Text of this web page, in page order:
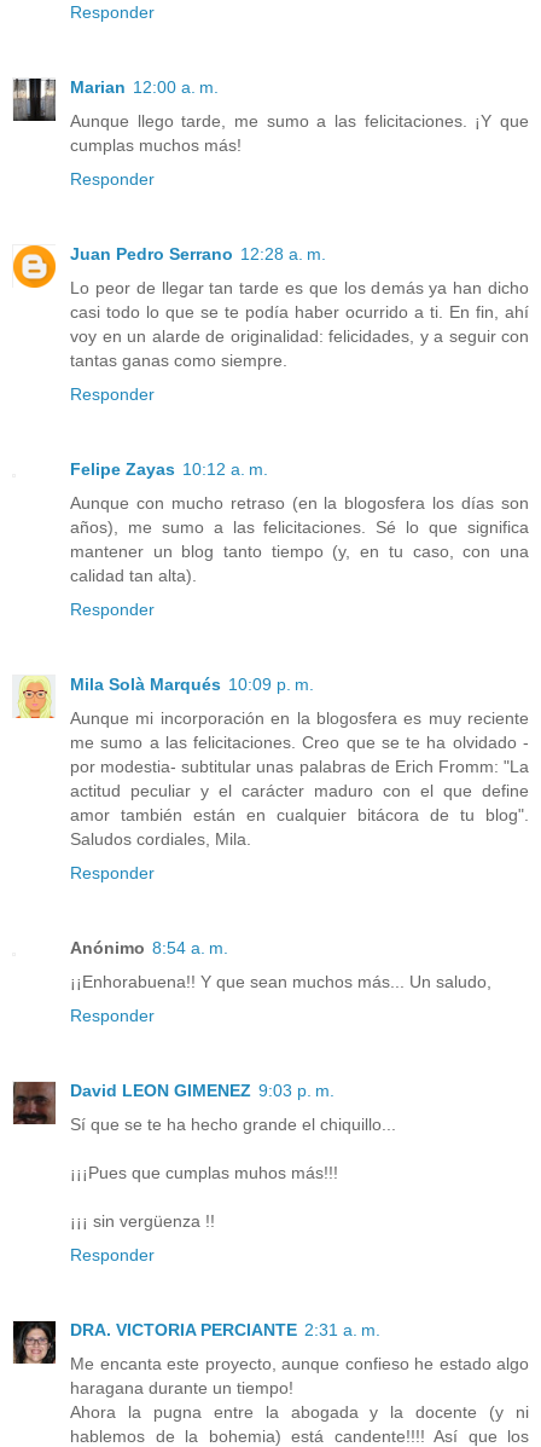
Responder
Marian 12:00 a. m.
Aunque llego tarde, me sumo a las felicitaciones. ¡Y que
cumplas muchos más!
Responder
Juan Pedro Serrano 12:28 a. m.
Lo peor de llegar tan tarde es que los demás ya han dicho
casi todo lo que se te podía haber ocurrido a ti. En fin, ahí
voy en un alarde de originalidad: felicidades, y a seguir con
tantas ganas como siempre.
Responder
Felipe Zayas 10:12 a. m.
Aunque con mucho retraso (en la blogosfera los días son
años), me sumo a las felicitaciones. Sé lo que significa
mantener un blog tanto tiempo (y, en tu caso, con una
calidad tan alta).
Responder
Mila Solà Marqués 10:09 p. m.
Aunque mi incorporación en la blogosfera es muy reciente
me sumo a las felicitaciones. Creo que se te ha olvidado -
por modestia- subtitular unas palabras de Erich Fromm: "La
actitud peculiar y el carácter maduro con el que define
amor también están en cualquier bitácora de tu blog".
Saludos cordiales, Mila.
Responder
Anónimo 8:54 a. m.
¡¡Enhorabuena!! Y que sean muchos más... Un saludo,
Responder
David LEON GIMENEZ 9:03 p. m.
Sí que se te ha hecho grande el chiquillo...
¡¡¡Pues que cumplas muhos más!!!
¡¡¡ sin vergüenza !!
Responder
DRA. VICTORIA PERCIANTE 2:31 a. m.
Me encanta este proyecto, aunque confieso he estado algo
haragana durante un tiempo!
Ahora la pugna entre la abogada y la docente (y ni
hablemos de la bohemia) está candente!!!! Así que los